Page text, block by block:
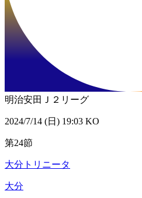
明治安田Ｊ２リーグ
2024/7/14 (日) 19:03 KO
第24節
大分トリニータ
大分